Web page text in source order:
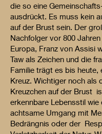
die so eine
ausdrückt. Es muss kein
auf der Brust sein. Der
Nachfolger vor 800
Europa, Franz von Assisi
Taw als Zeichen und die
Familie trägt es bis heute,
Kreuz. Wichtiger noch als
Kreuzchen auf der Brust
erkennbare Lebensstil wie
achtsame Umgang mit
Bedrängnis oder der